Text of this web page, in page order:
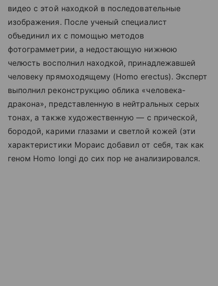
видео с этой находкой в последовательные
изображения. После ученый специалист
объединил их с помощью методов
фотограмметрии, а недостающую нижнюю
челюсть восполнил находкой, принадлежавшей
человеку прямоходящему (Homo erectus). Эксперт
выполнил реконструкцию облика «человека-
дракона», представленную в нейтральных серых
тонах, а также художественную — с прической,
бородой, карими глазами и светлой кожей (эти
характеристики Мораис добавил от себя, так как
геном Homo longi до сих пор не анализировался.